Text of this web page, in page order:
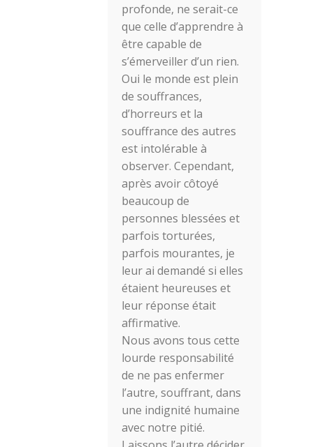
profonde, ne serait-ce
que celle d’apprendre à
être capable de
s’émerveiller d’un rien.
Oui le monde est plein
de souffrances,
d’horreurs et la
souffrance des autres
est intolérable à
observer. Cependant,
après avoir côtoyé
beaucoup de
personnes blessées et
parfois torturées,
parfois mourantes, je
leur ai demandé si elles
étaient heureuses et
leur réponse était
affirmative.
Nous avons tous cette
lourde responsabilité
de ne pas enfermer
l’autre, souffrant, dans
une indignité humaine
avec notre pitié.